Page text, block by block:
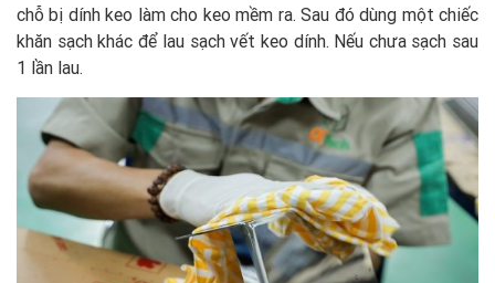
chỗ bị dính keo làm cho keo mềm ra. Sau đó dùng một chiếc
khăn sạch khác để lau sạch vết keo dính. Nếu chưa sạch sau
1 lần lau.